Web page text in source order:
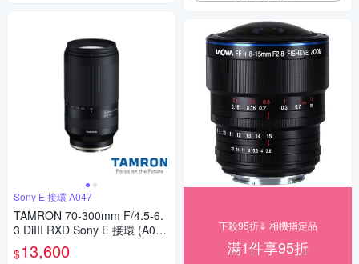
Sony E 接環 A047
TAMRON 70-300mm F/4.5-6.
3 DiIII RXD Sony E 接環 (A04
7) (公司貨)
$13,600
下殺95折⇓ 相機指定品
滿1件享95折